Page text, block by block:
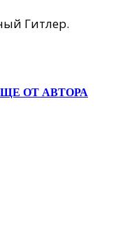
Гитлер.
ОТ АВТОРА